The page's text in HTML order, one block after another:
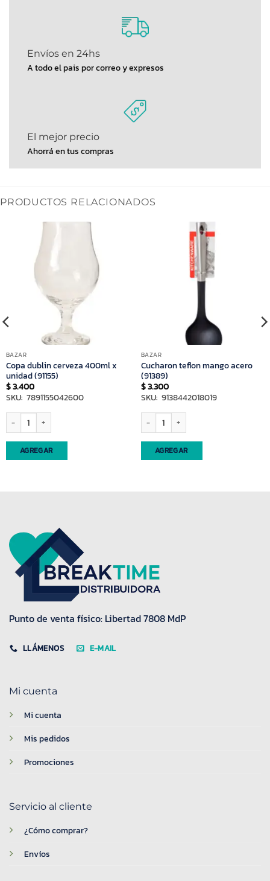
Envíos en 24hs
A todo el pais por correo y expresos
El mejor precio
Ahorrá en tus compras
PRODUCTOS RELACIONADOS
BAZAR
Copa dublin cerveza 400ml x
unidad (91155)
$3.400
SKU: 7891155042600
Copa dublin cerveza 400ml x unidad (91155) cantidad
AGREGAR
BAZAR
Cucharon teflon mango acero
(91389)
$3.300
SKU: 9138442018019
Cucharon teflon mango acero (91389)
AGREGAR
Punto de venta físico: Libertad 7808 MdP
LLÁMENOS E-MAIL
Mi cuenta
Mi cuenta
Mis pedidos
Promociones
Servicio al cliente
¿Cómo comprar?
Envíos